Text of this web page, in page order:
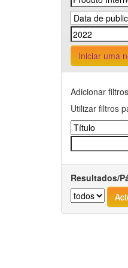
Iniciar uma
Adicionar
Utilizar filtros
Resultados/